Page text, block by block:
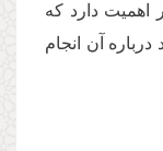
دارد که
آن انجام